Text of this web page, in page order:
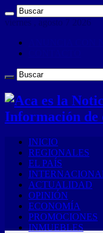
viernes , agosto 7 2026
Información
INICIO
REGIONALES
EL PAÍS
ACTUALIDAD
OPINIÓN
ECONOMÍA
PROMOCIONES
INMUEBLES